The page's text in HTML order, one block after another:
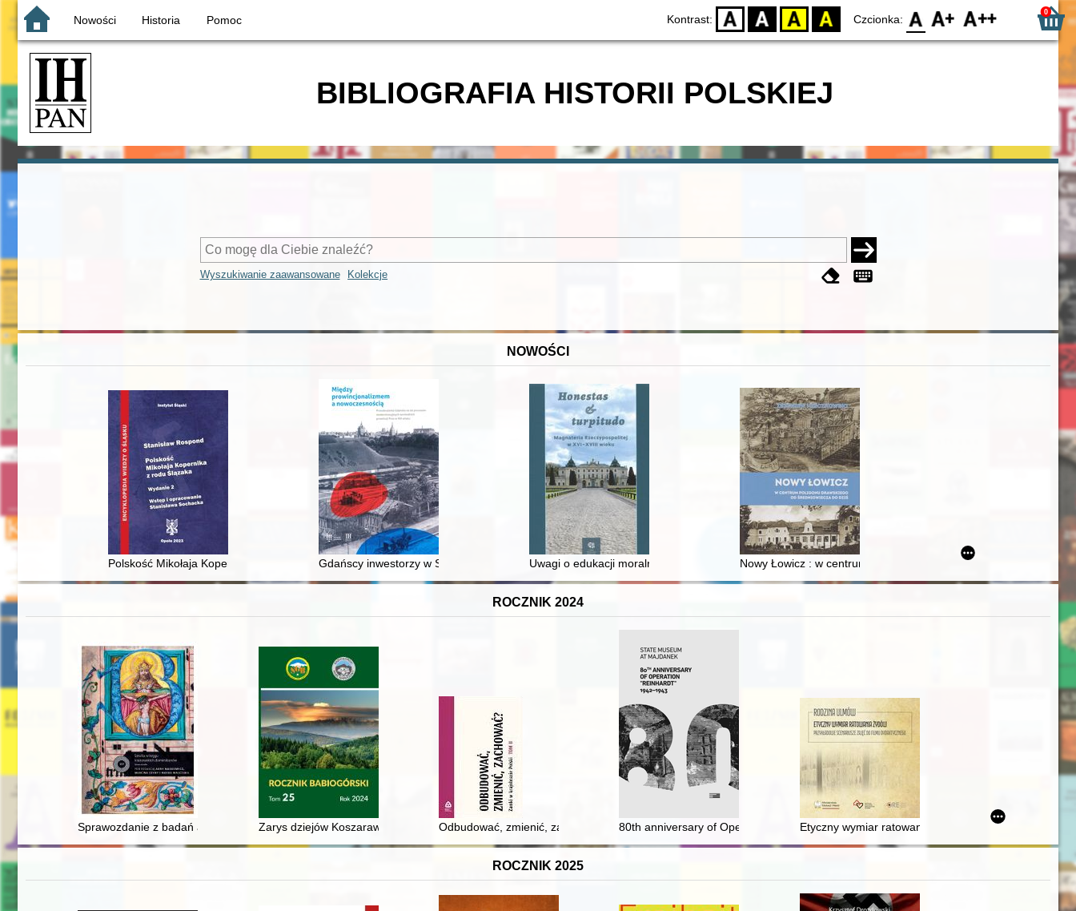
Nowości Historia Pomoc Kontrast: D BW YB BY Czcionka: F0 F1 F2 0
BIBLIOGRAFIA HISTORII POLSKIEJ
Wyszukiwanie zaawansowane Kolekcje
NOWOŚCI
Polskość Mikołaja Kopernika z rodu ŚlązakaGdańscy inwestorzy w Sopocie : prestiż finansowy i towarzyski lokalnego mieszczaństwa w 2. poł. XIX w
Uwagi o edukacji moralnej synów szlacheckich w XVI-wiecznej Rzeczypospolitej
Nowy Łowicz : w centrum poligonu drawskiego od średniowiecza
ROCZNIK 2024
Sprawozdanie z badań architektonicznych i konserwatorskich w kaplicach południowych dominikańskiego kościoła Świętej Trójcy w Krakowie - św. Tomasza, Zbawiciela i św. Józefa
Zarys dziejów Koszarawy = Náčrt histórie obce Koszarawa = Outline of the history of Koszarawa
Odbudować, zmienić, zachować? : zamki w krajobrazie Polski : materiały konferencyjne "Odbudować, zmienić, zachować?
80th anniversary of Operation "Reinhardt" 1942-1943Etyczny wymiar ratowania Żydów : przykładowe
ROCZNIK 2025